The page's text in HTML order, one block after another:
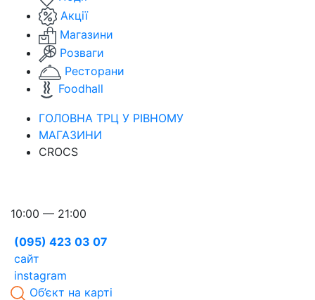
Акції
Магазини
Розваги
Ресторани
Foodhall
ГОЛОВНА ТРЦ У РІВНОМУ
МАГАЗИНИ
CROCS
10:00 — 21:00
(095) 423 03 07
сайт
instagram
Об’єкт на карті